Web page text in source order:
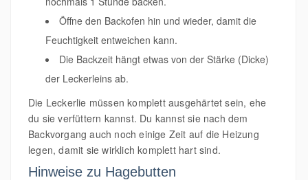
Öffne den Backofen hin und wieder, damit die
Feuchtigkeit entweichen kann.
Die Backzeit hängt etwas von der Stärke (Dicke)
der Leckerleins ab.
Die Leckerlie müssen komplett ausgehärtet sein, ehe
du sie verfüttern kannst. Du kannst sie nach dem
Backvorgang auch noch einige Zeit auf die Heizung
legen, damit sie wirklich komplett hart sind.
Hinweise zu Hagebutten